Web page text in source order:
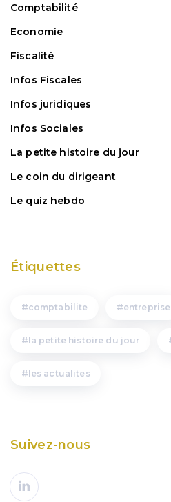
Comptabilité
Economie
Fiscalité
Infos Fiscales
Infos juridiques
Infos Sociales
La petite histoire du jour
Le coin du dirigeant
Le quiz hebdo
Étiquettes
comptabilite entreprise
la petite histoire du jour
les actualites
Suivez-nous